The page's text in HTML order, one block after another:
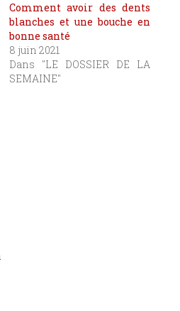
Comment avoir des dents
blanches et une bouche en
bonne santé
8 juin 2021
Dans "LE DOSSIER DE LA
SEMAINE"